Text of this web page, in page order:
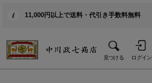
11,000円以上で送料・代引き手数料無料
見つける ログイン